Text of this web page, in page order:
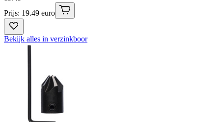
Prijs: 19.49 euro
Bekijk alles in verzinkboor